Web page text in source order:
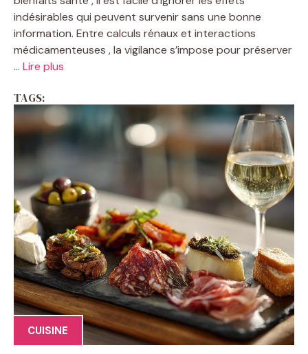
indésirables qui peuvent survenir sans une bonne
information. Entre calculs rénaux et interactions
médicamenteuses , la vigilance s’impose pour préserver
... Lire plus
TAGS:
CUISINE